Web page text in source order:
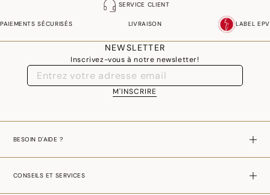
SERVICE CLIENT
PAIEMENTS SÉCURISÉS LIVRAISON LABEL EPV
NEWSLETTER
Inscrivez-vous à notre newsletter!
M'INSCRIRE
BESOIN D'AIDE ?
CONSEILS ET SERVICES